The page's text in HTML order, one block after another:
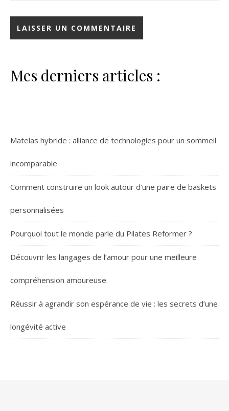
Mes derniers articles :
Matelas hybride : alliance de technologies pour un sommeil
incomparable
Comment construire un look autour d’une paire de baskets
personnalisées
Pourquoi tout le monde parle du Pilates Reformer ?
Découvrir les langages de l’amour pour une meilleure
compréhension amoureuse
Réussir à agrandir son espérance de vie : les secrets d’une
longévité active